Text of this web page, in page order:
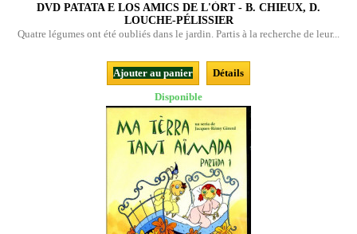
DVD PATATA E LOS AMICS DE L'ÒRT - B. CHIEUX, D.
LOUCHE-PÉLISSIER
Quatre légumes ont été oubliés dans le jardin. Partis à la recherche de leur...
Ajouter au panier
Détails
Disponible